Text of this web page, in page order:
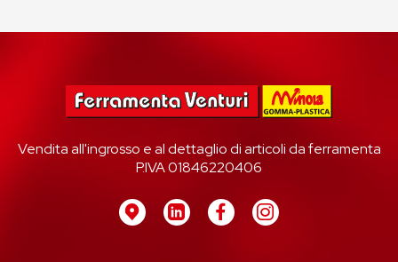
Vendita all'ingrosso e al dettaglio di articoli da ferramenta
P.IVA 01846220406